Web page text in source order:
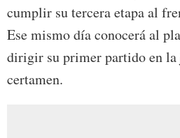
cumplir su tercera etapa al
Ese mismo día conocerá al
dirigir su primer partido en la
certamen.